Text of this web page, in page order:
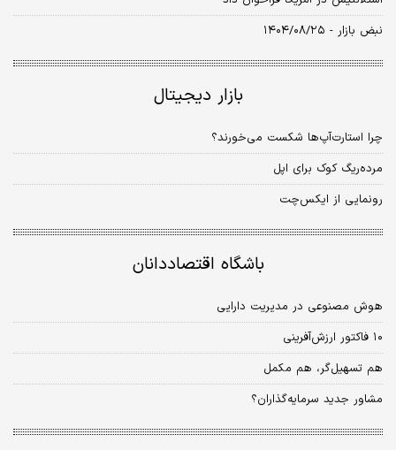
نبض بازار - ۱۴۰۴/۰۸/۲۵
بازار دیجیتال
چرا استارت‌آپ‌‌ها شکست می‌خورند؟
مرده‌ریگ کوک برای اپل
رونمایی از ایکس‌چت
باشگاه اقتصاددانان
هوش مصنوعی در مدیریت دارایی
۱۰ فاکتور ارزش‌آفرینی
هم تسهیل‌گر، هم مکمل
مشاور جدید سرمایه‌گذاران؟